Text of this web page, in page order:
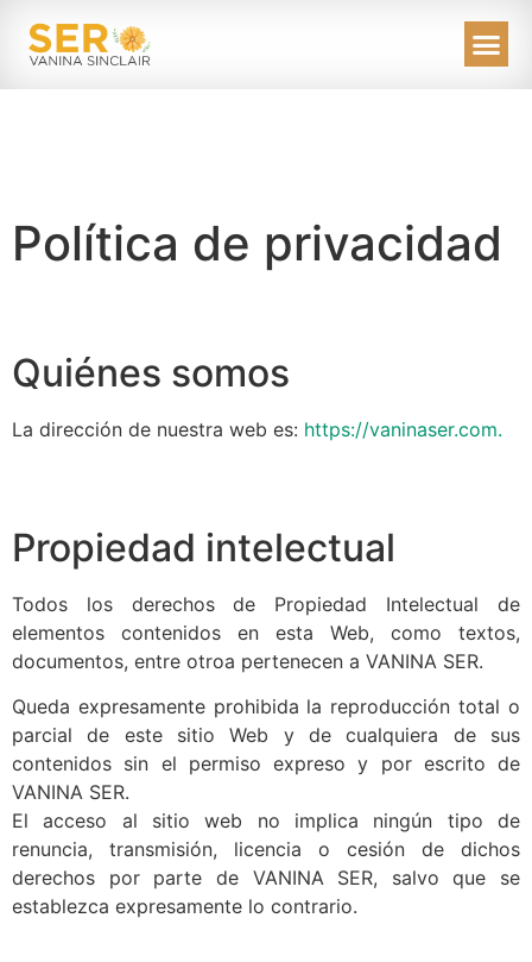
Política de privacidad
Quiénes somos
La dirección de nuestra web es: https://vaninaser.com.
Propiedad intelectual
Todos los derechos de Propiedad Intelectual de
elementos contenidos en esta Web, como textos,
documentos, entre otroa pertenecen a VANINA SER.
Queda expresamente prohibida la reproducción total o
parcial de este sitio Web y de cualquiera de sus
contenidos sin el permiso expreso y por escrito de
VANINA SER.
El acceso al sitio web no implica ningún tipo de
renuncia, transmisión, licencia o cesión de dichos
derechos por parte de VANINA SER, salvo que se
establezca expresamente lo contrario.